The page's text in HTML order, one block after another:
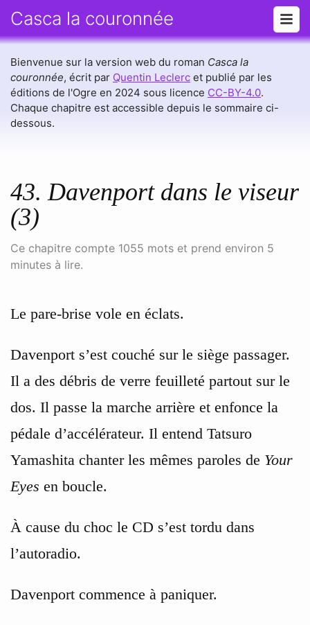
Casca la couronnée
Bienvenue sur la version web du roman Casca la
couronnée, écrit par Quentin Leclerc et publié par les
éditions de l'Ogre en 2024 sous licence CC-BY-4.0.
Chaque chapitre est accessible depuis le sommaire ci-
dessous.
43. Davenport dans le viseur
(3)
Ce chapitre compte 1055 mots et prend environ 5
minutes à lire.
Le pare-brise vole en éclats.
Davenport s’est couché sur le siège passager.
Il a des débris de verre feuilleté partout sur le
dos. Il passe la marche arrière et enfonce la
pédale d’accélérateur. Il entend Tatsuro
Yamashita chanter les mêmes paroles de Your
Eyes en boucle.
À cause du choc le CD s’est tordu dans
l’autoradio.
Davenport commence à paniquer.